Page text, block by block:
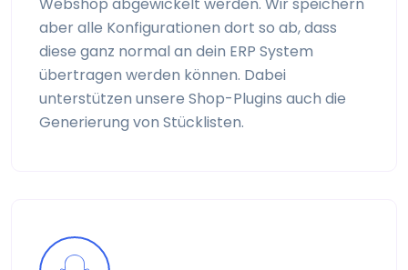
aber alle Konfigurationen dort so ab, dass
diese ganz normal an dein ERP System
übertragen werden können. Dabei
unterstützen unsere Shop-Plugins auch die
Generierung von Stück­listen.